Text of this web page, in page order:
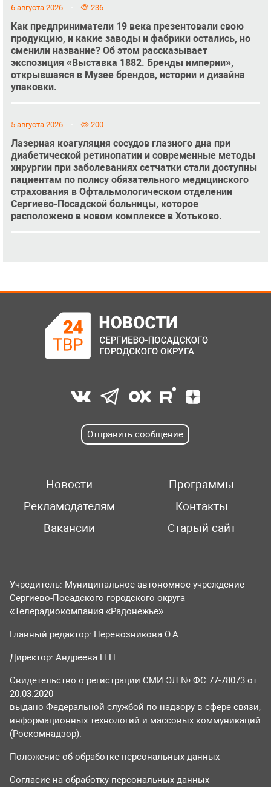
6 августа 2026 236
Как предприниматели 19 века презентовали свою
продукцию, и какие заводы и фабрики остались, но
сменили название? Об этом рассказывает
экспозиция «Выставка 1882. Бренды империи»,
открывшаяся в Музее брендов, истории и дизайна
упаковки.
5 августа 2026 200
Лазерная коагуляция сосудов глазного дна при
диабетической ретинопатии и современные методы
хирургии при заболеваниях сетчатки стали доступны
пациентам по полису обязательного медицинского
страхования в Офтальмологическом отделении
Сергиево-Посадской больницы, которое
расположено в новом комплексе в Хотьково.
Отправить сообщение
Новости
Программы
Рекламодателям
Контакты
Вакансии
Старый сайт
Учредитель: Муниципальное автономное учреждение
Сергиево-Посадского городского округа
«Телерадиокомпания «Радонежье».
Главный редактор: Перевозникова О.А.
Директор: Андреева Н.Н.
Свидетельство о регистрации СМИ ЭЛ № ФС 77-78073 от
20.03.2020
выдано Федеральной службой по надзору в сфере связи,
информационных технологий и массовых коммуникаций
(Роскомнадзор).
Положение об обработке персональных данных
Согласие на обработку персональных данных